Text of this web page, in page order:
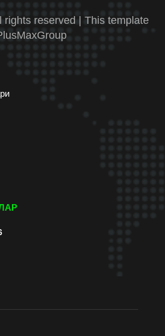
rights reserved | This template